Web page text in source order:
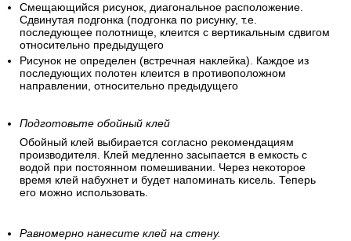
Смещающийся рисунок, диагональное расположение.
Сдвинутая подгонка (подгонка по рисунку, т.е.
последующее полотнище, клеится с вертикальным сдвигом
относительно предыдущего
Рисунок не определен (встречная наклейка). Каждое из
последующих полотен клеится в противоположном
направлении, относительно предыдущего
Подготовьте обойный клей
Обойный клей выбирается согласно рекомендациям
производителя. Клей медленно засыпается в емкость с
водой при постоянном помешивании. Через некоторое
время клей набухнет и будет напоминать кисель. Теперь
его можно использовать.
Равномерно нанесите клей на стену.